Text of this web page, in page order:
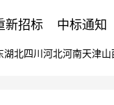
新招标 中标通知
湖北四川 河北河南天津山